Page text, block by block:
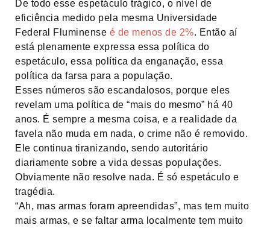
De todo esse espetáculo trágico, o nível de
eficiência medido pela mesma Universidade
Federal Fluminense é de menos de 2%. Então aí
está plenamente expressa essa política do
espetáculo, essa política da enganação, essa
política da farsa para a população.
Esses números são escandalosos, porque eles
revelam uma política de “mais do mesmo” há 40
anos. É sempre a mesma coisa, e a realidade da
favela não muda em nada, o crime não é removido.
Ele continua tiranizando, sendo autoritário
diariamente sobre a vida dessas populações.
Obviamente não resolve nada. É só espetáculo e
tragédia.
“Ah, mas armas foram apreendidas”, mas tem muito
mais armas, e se faltar arma localmente tem muito